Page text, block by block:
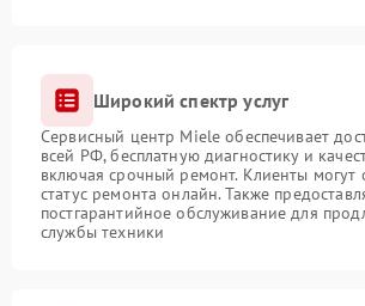
Широкий спектр услуг
Сервисный центр Miele обеспечивает
всей РФ, бесплатную диагностику и
включая срочный ремонт. Клиенты могут
статус ремонта онлайн. Также
постгарантийное обслуживание для
службы техники